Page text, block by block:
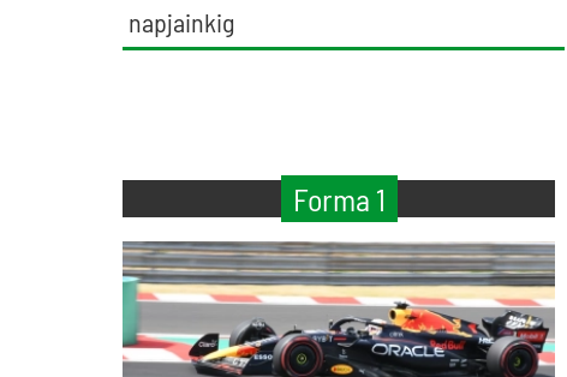
napjainkig
Forma 1